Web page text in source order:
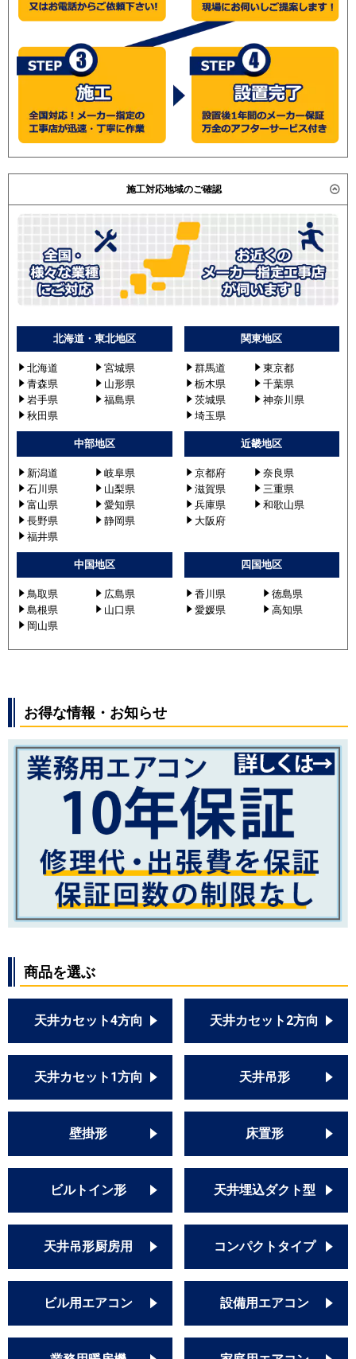
施工対応地域のご確認
北海道・東北地区
北海道
宮城県
青森県
山形県
岩手県
福島県
秋田県
関東地区
群馬道
東京都
栃木県
千葉県
茨城県
神奈川県
埼玉県
中部地区
新潟道
岐阜県
石川県
山梨県
富山県
愛知県
長野県
静岡県
福井県
近畿地区
京都府
奈良県
滋賀県
三重県
兵庫県
和歌山県
大阪府
中国地区
鳥取県
広島県
島根県
山口県
岡山県
四国地区
香川県
徳島県
愛媛県
高知県
お得な情報・お知らせ
商品を選ぶ
天井カセット4方向 天井カセット2方向
天井カセット1方向 天井吊形
壁掛形 床置形
ビルトイン形 天井埋込ダクト型
天井吊形厨房用 コンパクトタイプ
ビル用エアコン 設備用エアコン